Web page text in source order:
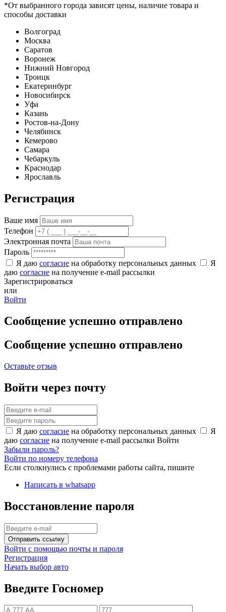
*От выбранного города зависят цены, наличие товара и
способы доставки
Волгоград
Москва
Саратов
Воронеж
Нижний Новгород
Троицк
Екатеринбург
Новосибирск
Уфа
Казань
Ростов-на-Дону
Челябинск
Кемерово
Самара
Чебаркуль
Краснодар
Ярославль
Регистрация
Ваше имя
Телефон
Электронная почта
Пароль
Я даю согласие на обработку персональных данных
Я
даю согласие на получение e-mail рассылки
Зарегистрироваться
или
Войти
Сообщение успешно отправлено
Сообщение успешно отправлено
Оставьте отзыв
Войти через почту
Я даю согласие на обработку персональных данных
Я
даю согласие на получение e-mail рассылки Войти
Забыли пароль?
Войти по номеру телефона
Если столкнулись с проблемами работы сайта, пишите
Написать в whatsapp
Восстановление пароля
Отправить ссылку
Войти с помощью почты и пароля
Регистрация
Начать выбор авто
Введите Госномер